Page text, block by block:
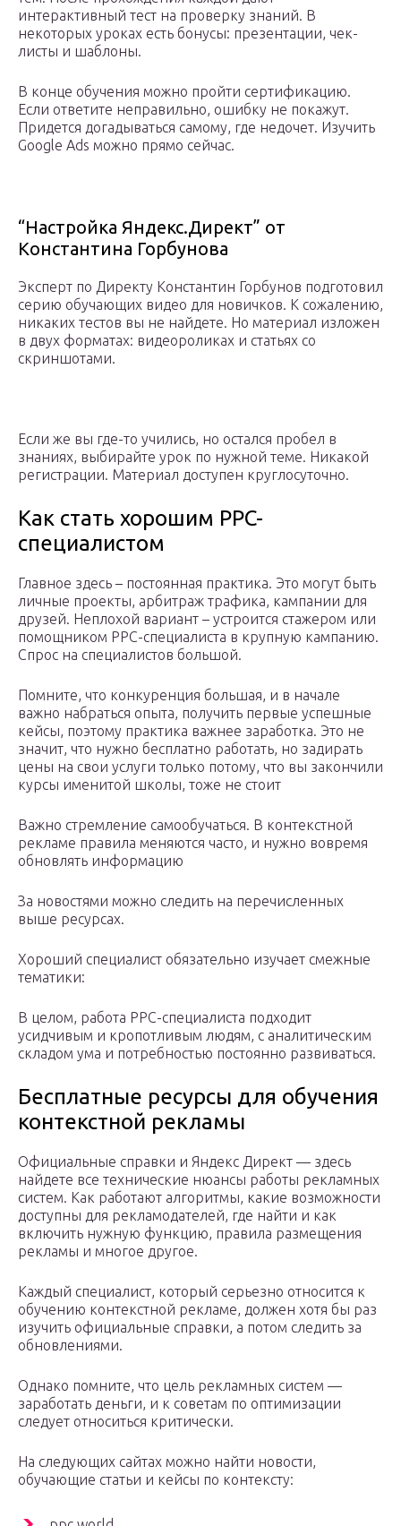
интерактивный тест на проверку знаний. В
некоторых уроках есть бонусы: презентации, чек-
листы и шаблоны.
В конце обучения можно пройти сертификацию.
Если ответите неправильно, ошибку не покажут.
Придется догадываться самому, где недочет. Изучить
Google Ads можно прямо сейчас.
“Настройка Яндекс.Директ” от
Константина Горбунова
Эксперт по Директу Константин Горбунов подготовил
серию обучающих видео для новичков. К сожалению,
никаких тестов вы не найдете. Но материал изложен
в двух форматах: видеороликах и статьях со
скриншотами.
Если же вы где-то учились, но остался пробел в
знаниях, выбирайте урок по нужной теме. Никакой
регистрации. Материал доступен круглосуточно.
Как стать хорошим PPC-
специалистом
Главное здесь – постоянная практика. Это могут быть
личные проекты, арбитраж трафика, кампании для
друзей. Неплохой вариант – устроится стажером или
помощником PPC-специалиста в крупную кампанию.
Спрос на специалистов большой.
Помните, что конкуренция большая, и в начале
важно набраться опыта, получить первые успешные
кейсы, поэтому практика важнее заработка. Это не
значит, что нужно бесплатно работать, но задирать
цены на свои услуги только потому, что вы закончили
курсы именитой школы, тоже не стоит
Важно стремление самообучаться. В контекстной
рекламе правила меняются часто, и нужно вовремя
обновлять информацию
За новостями можно следить на перечисленных
выше ресурсах.
Хороший специалист обязательно изучает смежные
тематики:
В целом, работа PPC-специалиста подходит
усидчивым и кропотливым людям, с аналитическим
складом ума и потребностью постоянно развиваться.
Бесплатные ресурсы для обучения
контекстной рекламы
Официальные справки и Яндекс Директ — здесь
найдете все технические нюансы работы рекламных
систем. Как работают алгоритмы, какие возможности
доступны для рекламодателей, где найти и как
включить нужную функцию, правила размещения
рекламы и многое другое.
Каждый специалист, который серьезно относится к
обучению контекстной рекламе, должен хотя бы раз
изучить официальные справки, а потом следить за
обновлениями.
Однако помните, что цель рекламных систем —
заработать деньги, и к советам по оптимизации
следует относиться критически.
На следующих сайтах можно найти новости,
обучающие статьи и кейсы по контексту: